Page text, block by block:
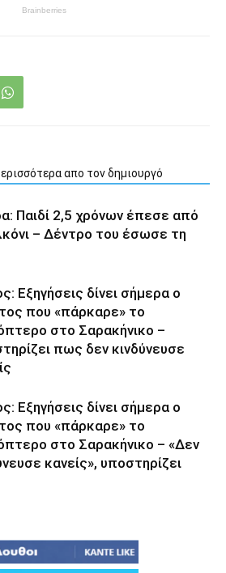
απο τον δημιουργό
Παιδί 2,5 χρόνων έπεσε από
– Δέντρο του έσωσε τη
Εξηγήσεις δίνει σήμερα ο
που «πάρκαρε» το
στο Σαρακήνικο –
πως δεν κινδύνευσε
Εξηγήσεις δίνει σήμερα ο
που «πάρκαρε» το
στο Σαρακήνικο – «Δεν
κανείς», υποστηρίζει